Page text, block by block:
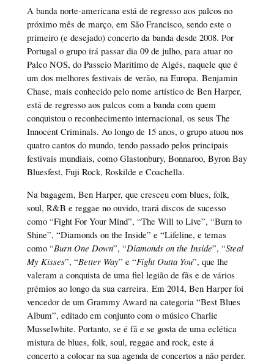
A banda norte-americana está de regresso aos palcos no
próximo mês de março, em São Francisco, sendo este o
primeiro (e desejado) concerto da banda desde 2008. Por
Portugal o grupo irá passar dia 09 de julho, para atuar no
Palco NOS, do Passeio Marítimo de Algés, naquele que é
um dos melhores festivais de verão, na Europa. Benjamin
Chase, mais conhecido pelo nome artístico de Ben Harper,
está de regresso aos palcos com a banda com quem
conquistou o reconhecimento internacional, os seus The
Innocent Criminals. Ao longo de 15 anos, o grupo atuou nos
quatro cantos do mundo, tendo passado pelos principais
festivais mundiais, como Glastonbury, Bonnaroo, Byron Bay
Bluesfest, Fuji Rock, Roskilde e Coachella.
Na bagagem, Ben Harper, que cresceu com blues, folk,
soul, R&B e reggae no ouvido, trará discos de sucesso
como “Fight For Your Mind”, “The Will to Live”, “Burn to
Shine”, “Diamonds on the Inside” e “Lifeline, e temas
como “Burn One Down”, “Diamonds on the Inside”, “Steal
My Kisses”, “Better Way” e “Fight Outta You”, que lhe
valeram a conquista de uma fiel legião de fãs e de vários
prémios ao longo da sua carreira. Em 2014, Ben Harper foi
vencedor de um Grammy Award na categoria “Best Blues
Album”, editado em conjunto com o músico Charlie
Musselwhite. Portanto, se é fã e se gosta de uma eclética
mistura de blues, folk, soul, reggae and rock, este á
concerto a colocar na sua agenda de concertos a não perder.